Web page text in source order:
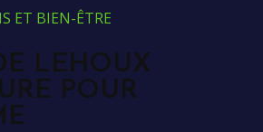
ET BIEN-ÊTRE
LEHOUX
POUR